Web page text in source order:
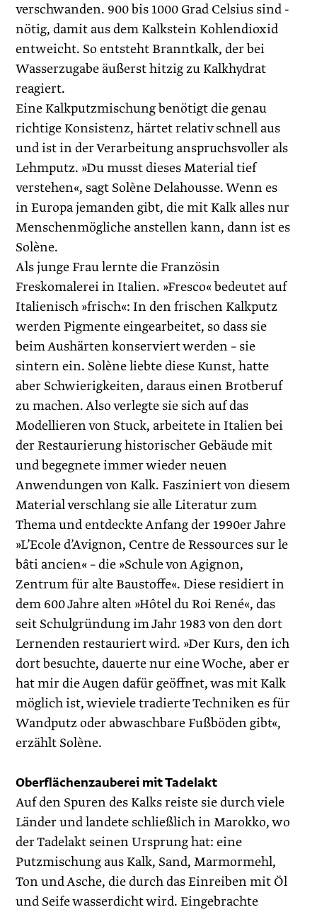
verschwanden. 900 bis 1000 Grad ­Celsius sind ­
nötig, damit aus dem Kalkstein Kohlendioxid
entweicht. So entsteht Branntkalk, der bei
Wasserzugabe äußerst hitzig zu Kalkhydrat
reagiert.
Eine Kalkputzmischung benötigt die genau
richtige Konsistenz, härtet relativ schnell aus
und ist in der Verarbeitung anspruchsvoller als
Lehmputz. »Du musst dieses Material tief
verstehen«, sagt Solène Delahousse. Wenn es
in Europa jemanden gibt, die mit Kalk alles nur
Menschenmögliche anstellen kann, dann ist es
Solène.
Als junge Frau lernte die Französin
Freskomalerei in Italien. »Fresco« bedeutet auf
Italienisch »frisch«: In den frischen Kalkputz
werden Pigmente eingearbeitet, so dass sie
beim Aushärten konserviert werden – sie
sintern ein. Solène liebte diese Kunst, hatte
aber Schwierigkeiten, daraus einen Brotberuf
zu machen. Also verlegte sie sich auf das
Modellieren von Stuck, arbeitete in Italien bei
der Restaurierung historischer Gebäude mit
und begegnete immer wieder neuen
Anwendungen von Kalk. Fasziniert von diesem
Material verschlang sie alle Literatur zum
Thema und entdeckte Anfang der 1990er Jahre
»L’Ecole d’Avignon, Centre de Ressources sur le
bâti ancien« – die »Schule von Agignon,
Zentrum für alte Baustoffe«. Diese residiert in
dem 600 Jahre alten »Hôtel du Roi René«, das
seit Schulgründung im Jahr 1983 von den dort
Lernenden restauriert wird. »Der Kurs, den ich
dort besuchte, dauerte nur eine Woche, aber er
hat mir die Augen dafür geöffnet, was mit Kalk
möglich ist, wieviele tradierte Techniken es für
Wandputz oder abwaschbare Fußböden gibt«,
erzählt Solène.
Oberflächenzauberei mit Tadelakt
Auf den Spuren des Kalks reiste sie durch viele
Länder und landete schließlich in Marokko, wo
der Tadelakt seinen Ursprung hat: eine
Putzmischung aus Kalk, Sand, Marmormehl,
Ton und Asche, die durch das Einreiben mit Öl
und Seife wasserdicht wird. Eingebrachte